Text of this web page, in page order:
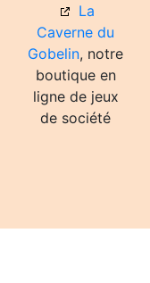
La
Caverne du
Gobelin, notre
boutique en
ligne de jeux
de société